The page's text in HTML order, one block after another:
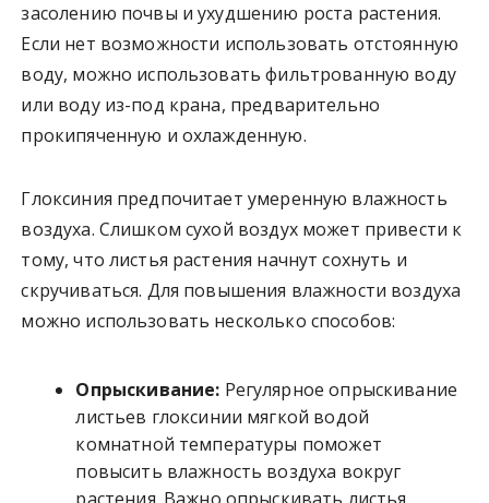
засолению почвы и ухудшению роста растения.
Если нет возможности использовать отстоянную
воду, можно использовать фильтрованную воду
или воду из-под крана, предварительно
прокипяченную и охлажденную.
Глоксиния предпочитает умеренную влажность
воздуха. Слишком сухой воздух может привести к
тому, что листья растения начнут сохнуть и
скручиваться. Для повышения влажности воздуха
можно использовать несколько способов:
Опрыскивание: Регулярное опрыскивание
листьев глоксинии мягкой водой
комнатной температуры поможет
повысить влажность воздуха вокруг